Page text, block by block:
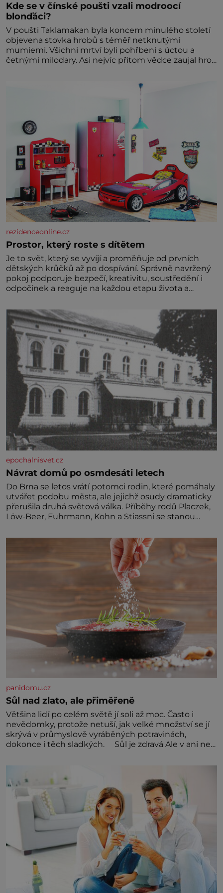
Kde se v čínské poušti vzali modroocí
blonďáci?
V poušti Taklamakan byla koncem minulého století
objevena stovka hrobů s téměř netknutými
mumiemi. Všichni mrtví byli pohřbeni s úctou a
četnými milodary. Asi nejvíc přitom vědce zaujal hrob
dávných lidí nesmírně dobře zachovalá, přičítají
odborníci zdejším klimatickým podmínkám. Sucho,
rezidenceonline.cz
Prostor, který roste s dítětem
Je to svět, který se vyvíjí a proměňuje od prvních
dětských krůčků až po dospívání. Správně navržený
pokoj podporuje bezpečí, kreativitu, soustředění i
odpočinek a reaguje na každou etapu života a
jednoduchost, měkkost a bezpečí, proto by pokoj
miminka měl působit především klidně a útulně.
Předškolní věk je
epochalnisvet.cz
Návrat domů po osmdesáti letech
Do Brna se letos vrátí potomci rodin, které pomáhaly
utvářet podobu města, ale jejichž osudy dramaticky
přerušila druhá světová válka. Příběhy rodů Placzek,
Löw-Beer, Fuhrmann, Kohn a Stiassni se stanou
židovské kultury ŠTETL FEST 2026. Některé návraty
nejsou jednoduché. Místa, která si člověk pamatuje z
rodinných vyprávění, už dávno
panidomu.cz
Sůl nad zlato, ale přiměřeně
Většina lidí po celém světě jí soli až moc. Často i
nevědomky, protože netuší, jak velké množství se jí
skrývá v průmyslově vyráběných potravinách,
dokonce i těch sladkých. Sůl je zdravá Ale v ani ne
běžné. Její základní složky– sodík a chlór – jsou